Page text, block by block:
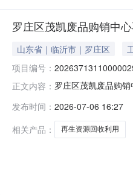
罗庄区茂凯废品购销中
山东省｜临沂市｜罗庄区
项目编号：
正文内容： 罗庄区茂凯废品购
生产运营日期2026-
发布时间： 2026-07-06 16:27
相关产品：
再生资源回收利用